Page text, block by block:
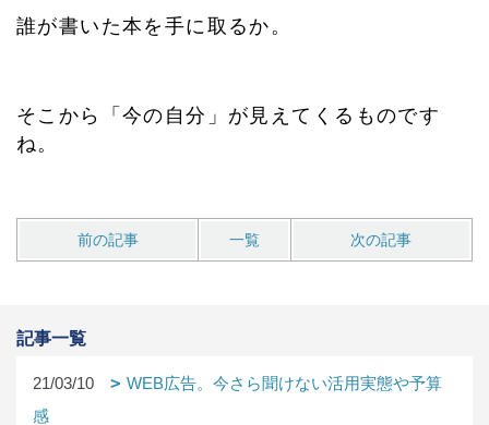
誰が書いた本を手に取るか。
そこから「今の自分」が見えてくるものです
ね。
前の記事 一覧 次の記事
記事一覧
21/03/10
WEB広告。今さら聞けない活用実態や予算
感